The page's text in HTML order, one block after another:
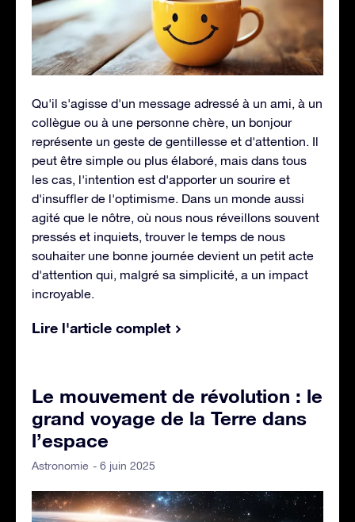
Qu'il s'agisse d'un message adressé à un ami, à un
collègue ou à une personne chère, un bonjour
représente un geste de gentillesse et d'attention. Il
peut être simple ou plus élaboré, mais dans tous
les cas, l'intention est d'apporter un sourire et
d'insuffler de l'optimisme. Dans un monde aussi
agité que le nôtre, où nous nous réveillons souvent
pressés et inquiets, trouver le temps de nous
souhaiter une bonne journée devient un petit acte
d'attention qui, malgré sa simplicité, a un impact
incroyable.
Lire l'article complet
Le mouvement de révolution : le
grand voyage de la Terre dans
l’espace
Astronomie - 6 juin 2025